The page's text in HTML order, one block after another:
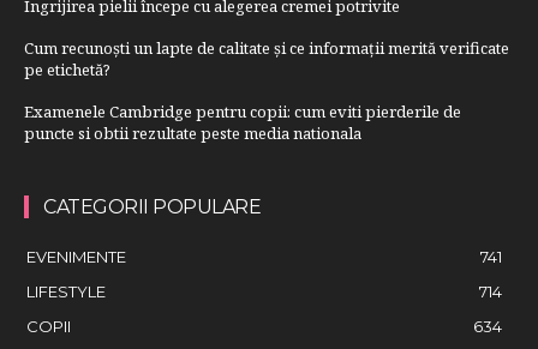
Îngrijirea pielii începe cu alegerea cremei potrivite
Cum recunoști un lapte de calitate și ce informații merită verificate
pe etichetă?
Examenele Cambridge pentru copii: cum eviti pierderile de
puncte si obtii rezultate peste media nationala
CATEGORII POPULARE
EVENIMENTE
741
LIFESTYLE
714
COPII
634